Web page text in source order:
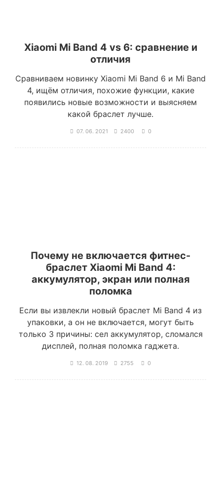
Xiaomi Mi Band 4 vs 6: сравнение и
отличия
Сравниваем новинку Xiaomi Mi Band 6 и Mi Band
4, ищём отличия, похожие функции, какие
появились новые возможности и выясняем
какой браслет лучше.
07. 06. 2021 2400 0
Почему не включается фитнес-
браслет Xiaomi Mi Band 4:
аккумулятор, экран или полная
поломка
Если вы извлекли новый браслет Mi Band 4 из
упаковки, а он не включается, могут быть
только 3 причины: сел аккумулятор, сломался
дисплей, полная поломка гаджета.
12. 08. 2019 2755 0